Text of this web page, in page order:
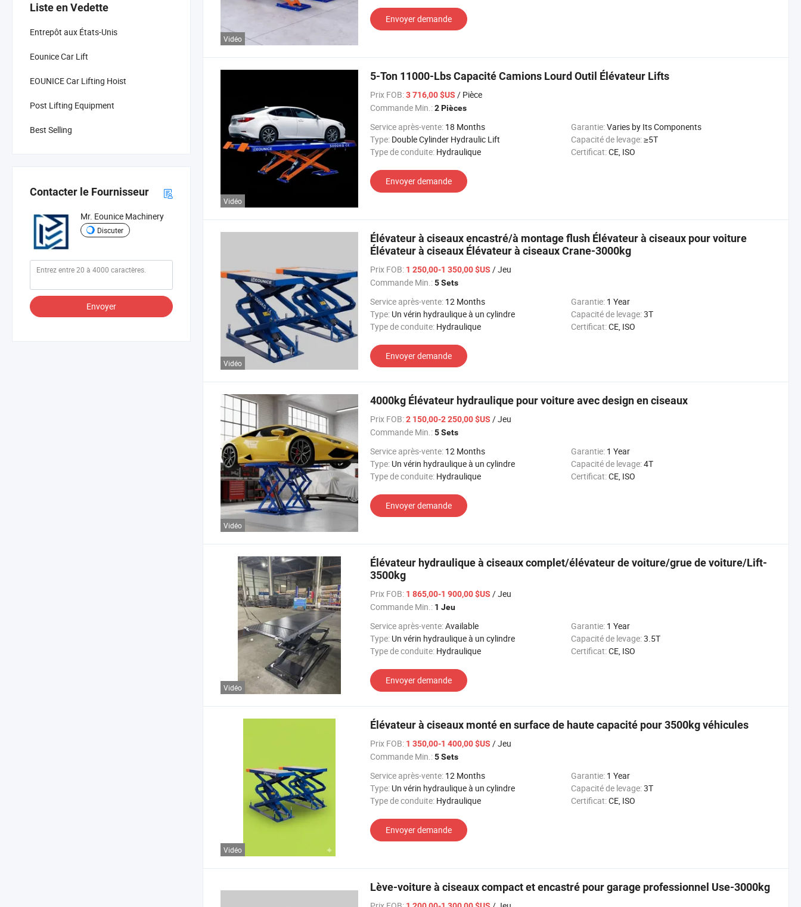
Liste en Vedette
Entrepôt aux États-Unis
Eounice Car Lift
EOUNICE Car Lifting Hoist
Post Lifting Equipment
Best Selling
Contacter le Fournisseur
Mr. Eounice Machinery
Discuter
Envoyer
Vidéo
Envoyer demande
Vidéo
5-Ton 11000-Lbs Capacité Camions Lourd Outil Élévateur Lifts
Prix FOB:3 716,00 $US / Pièce
Commande Min.:2 Pièces
Service après-vente: 18 Months Garantie:Varies by Its Components
Type: Double Cylinder Hydraulic Lift Capacité de levage:≥5T
Type de conduite: Hydraulique Certificat:CE, ISO
Envoyer demande
Vidéo
Élévateur à ciseaux encastré/à montage flush Élévateur à ciseaux pour voiture
Élévateur à ciseaux Élévateur à ciseaux Crane-3000kg
Prix FOB: 1 250,00-1 350,00 $US / Jeu
Commande Min.:5 Sets
Service après-vente: 12 Months Garantie: 1 Year
Type: Un vérin hydraulique à un cylindre Capacité de levage:3T
Type de conduite: Hydraulique Certificat:CE, ISO
Envoyer demande
Vidéo
4000kg Élévateur hydraulique pour voiture avec design en ciseaux
Prix FOB:2 150,00-2 250,00 $US / Jeu
Commande Min.:5 Sets
Service après-vente: 12 Months Garantie: 1 Year
Type: Un vérin hydraulique à un cylindre Capacité de levage:4T
Type de conduite: Hydraulique Certificat:CE, ISO
Envoyer demande
Vidéo
Élévateur hydraulique à ciseaux complet/élévateur de voiture/grue de voiture/Lift-
3500kg
Prix FOB: 1 865,00-1 900,00 $US / Jeu
Commande Min.: 1 Jeu
Service après-vente:Available Garantie: 1 Year
Type: Un vérin hydraulique à un cylindre Capacité de levage:3.5T
Type de conduite: Hydraulique Certificat:CE, ISO
Envoyer demande
Vidéo
Élévateur à ciseaux monté en surface de haute capacité pour 3500kg véhicules
Prix FOB: 1 350,00-1 400,00 $US / Jeu
Commande Min.:5 Sets
Service après-vente: 12 Months Garantie: 1 Year
Type: Un vérin hydraulique à un cylindre Capacité de levage:3T
Type de conduite: Hydraulique Certificat:CE, ISO
Envoyer demande
Lève-voiture à ciseaux compact et encastré pour garage professionnel Use-3000kg